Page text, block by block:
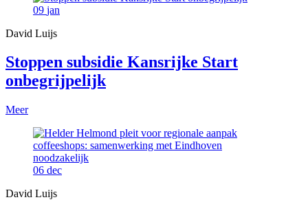
09 jan
David Luijs
Stoppen subsidie Kansrijke Start
onbegrijpelijk
Meer
06 dec
David Luijs